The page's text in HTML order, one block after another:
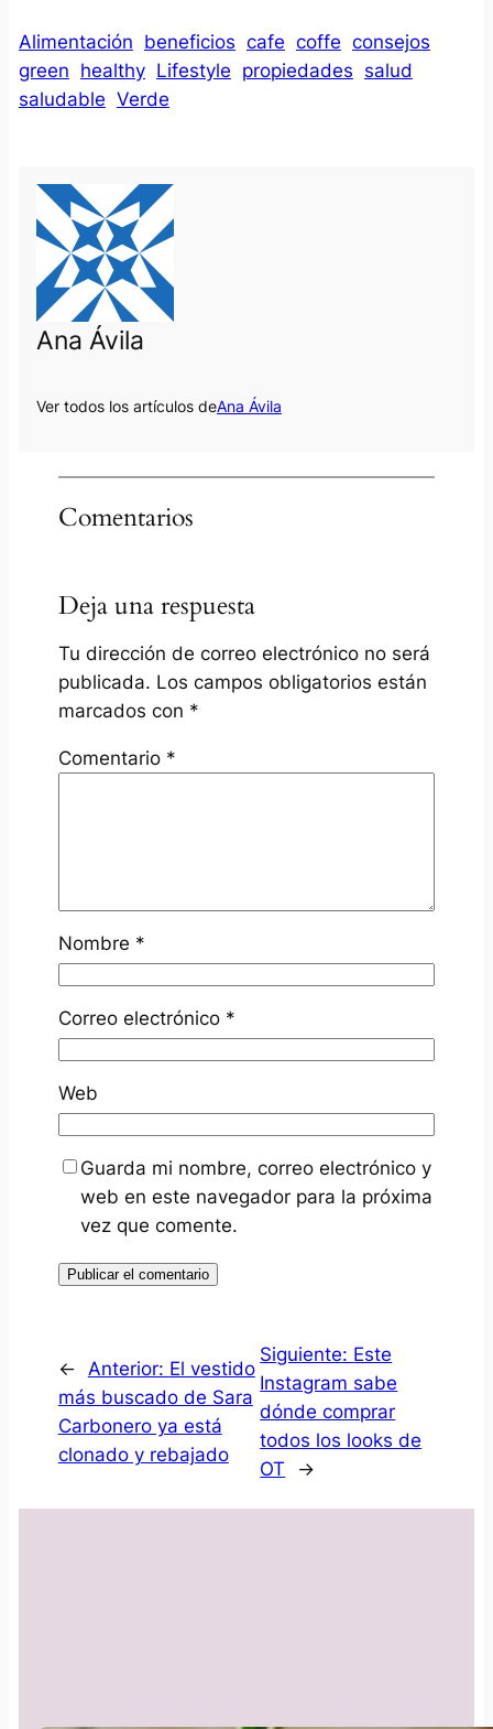
Alimentación beneficios cafe coffe consejos
green healthy Lifestyle propiedades salud
saludable Verde
Ana Ávila
Ver todos los artículos deAna Ávila
Comentarios
Deja una respuesta
Tu dirección de correo electrónico no será
publicada. Los campos obligatorios están
marcados con *
Comentario *
Nombre *
Correo electrónico *
Web
Guarda mi nombre, correo electrónico y
web en este navegador para la próxima
vez que comente.
← Anterior: El vestido
más buscado de Sara
Carbonero ya está
clonado y rebajado
Siguiente: Este
Instagram sabe
dónde comprar
todos los looks de
OT
→